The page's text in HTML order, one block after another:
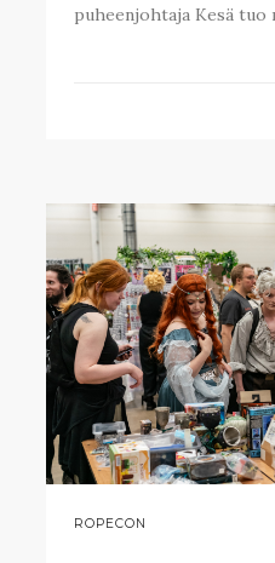
puheenjohtaja Kesä tuo
ROPECON